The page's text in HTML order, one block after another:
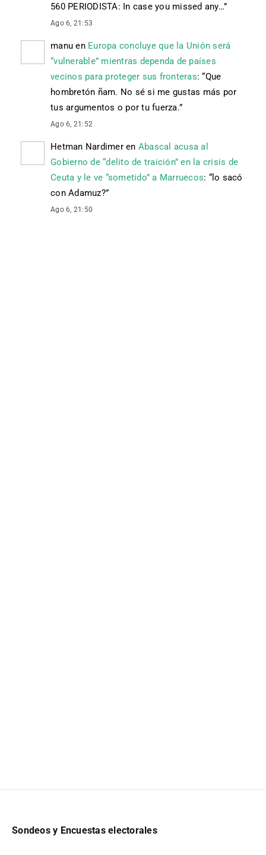
560 PERIODISTA: In case you missed any…”
Ago 6, 21:53
manu en Europa concluye que la Unión será
“vulnerable” mientras dependa de países
vecinos para proteger sus fronteras: “Que
hombretón ñam. No sé si me gustas más por
tus argumentos o por tu fuerza.”
Ago 6, 21:52
Hetman Nardimeren Abascal acusa al
Gobierno de “delito de traición” en la crisis de
Ceuta y le ve “sometido” a Marruecos: “lo sacó
con Adamuz?”
Ago 6, 21:50
Sondeos y Encuestas electorales